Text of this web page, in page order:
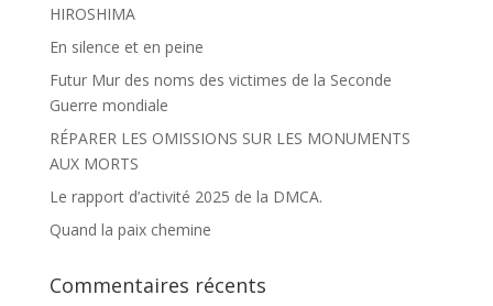
HIROSHIMA
En silence et en peine
Futur Mur des noms des victimes de la Seconde
Guerre mondiale
RÉPARER LES OMISSIONS SUR LES MONUMENTS
AUX MORTS
Le rapport d’activité 2025 de la DMCA.
Quand la paix chemine
Commentaires récents